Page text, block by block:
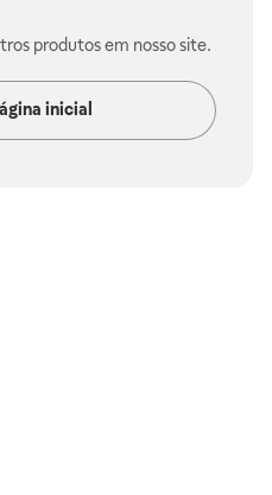
produtos em nosso site.
inicial